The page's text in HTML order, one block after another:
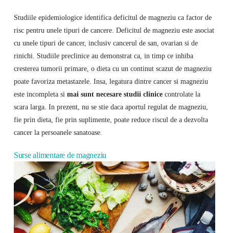
Studiile epidemiologice identifica deficitul de magneziu ca factor de
risc pentru unele tipuri de cancere. Deficitul de magneziu este asociat
cu unele tipuri de cancer, inclusiv cancerul de san, ovarian si de
rinichi. Studiile preclinice au demonstrat ca, in timp ce inhiba
cresterea tumorii primare, o dieta cu un continut scazut de magneziu
poate favoriza metastazele. Insa, legatura dintre cancer si magneziu
este incompleta si mai sunt necesare studii clinicecontrolate la
scara larga. In prezent, nu se stie daca aportul regulat de magneziu,
fie prin dieta, fie prin suplimente, poate reduce riscul de a dezvolta
cancer la persoanele sanatoase.
Surse alimentare de magneziu